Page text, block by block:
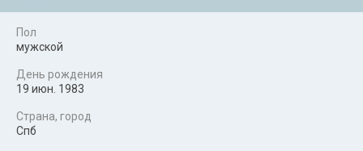
Пол
мужской
День рождения
19 июн. 1983
Страна, город
Спб